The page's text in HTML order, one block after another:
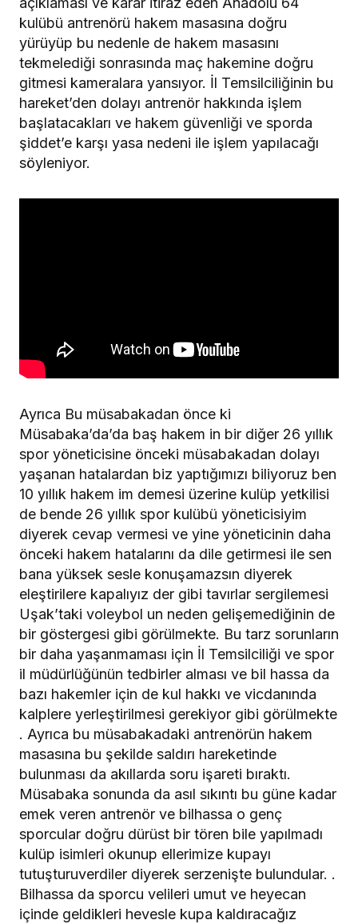
kulübü antrenörü hakem masasına doğru
yürüyüp bu nedenle de hakem masasını
tekmelediği sonrasında maç hakemine doğru
gitmesi kameralara yansıyor. İl Temsilciliğinin bu
hareket’den dolayı antrenör hakkında işlem
başlatacakları ve hakem güvenliği ve sporda
şiddet’e karşı yasa nedeni ile işlem yapılacağı
söyleniyor.
Ayrıca Bu müsabakadan önce ki
Müsabaka’da’da baş hakem in bir diğer 26 yıllık
spor yöneticisine önceki müsabakadan dolayı
yaşanan hatalardan biz yaptığımızı biliyoruz ben
10 yıllık hakem im demesi üzerine kulüp yetkilisi
de bende 26 yıllık spor kulübü yöneticisiyim
diyerek cevap vermesi ve yine yöneticinin daha
önceki hakem hatalarını da dile getirmesi ile sen
bana yüksek sesle konuşamazsın diyerek
eleştirilere kapalıyız der gibi tavırlar sergilemesi
Uşak’taki voleybol un neden gelişemediğinin de
bir göstergesi gibi görülmekte. Bu tarz sorunların
bir daha yaşanmaması için İl Temsilciliği ve spor
il müdürlüğünün tedbirler alması ve bil hassa da
bazı hakemler için de kul hakkı ve vicdanında
kalplere yerleştirilmesi gerekiyor gibi görülmekte
. Ayrıca bu müsabakadaki antrenörün hakem
masasına bu şekilde saldırı hareketinde
bulunması da akıllarda soru işareti bıraktı.
Müsabaka sonunda da asıl sıkıntı bu güne kadar
emek veren antrenör ve bilhassa o genç
sporcular doğru dürüst bir tören bile yapılmadı
kulüp isimleri okunup ellerimize kupayı
tutuşturuverdiler diyerek serzenişte bulundular. .
Bilhassa da sporcu velileri umut ve heyecan
içinde geldikleri hevesle kupa kaldıracağız